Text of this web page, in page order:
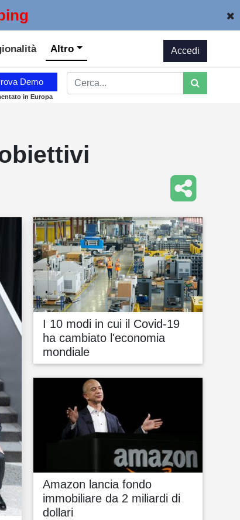
Altro Accedi
Demo
in Europa
I 10 modi in cui il Covid-19
ha cambiato l'economia
mondiale
Amazon lancia fondo
immobiliare da 2 miliardi di
dollari